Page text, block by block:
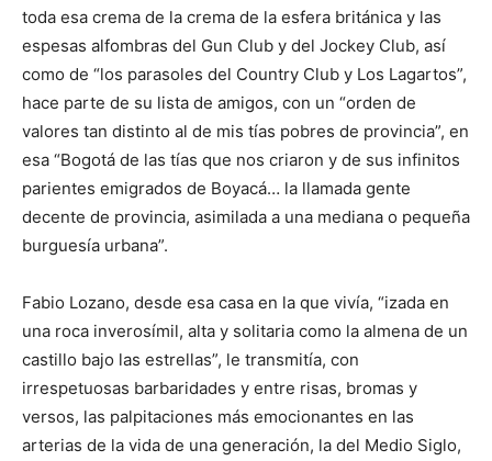
toda esa crema de la crema de la esfera británica y las
espesas alfombras del Gun Club y del Jockey Club, así
como de “los parasoles del Country Club y Los Lagartos”,
hace parte de su lista de amigos, con un “orden de
valores tan distinto al de mis tías pobres de provincia”, en
esa “Bogotá de las tías que nos criaron y de sus infinitos
parientes emigrados de Boyacá… la llamada gente
decente de provincia, asimilada a una mediana o pequeña
burguesía urbana”.
Fabio Lozano, desde esa casa en la que vivía, “izada en
una roca inverosímil, alta y solitaria como la almena de un
castillo bajo las estrellas”, le transmitía, con
irrespetuosas barbaridades y entre risas, bromas y
versos, las palpitaciones más emocionantes en las
arterias de la vida de una generación, la del Medio Siglo,